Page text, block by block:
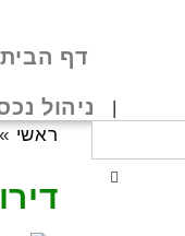
דף הבית
ניהול
ראשי »